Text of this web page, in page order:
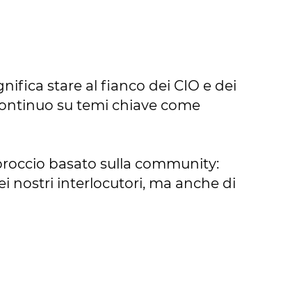
stare al fianco dei CIO e dei
su temi chiave come
basato sulla community:
nostri interlocutori, ma anche di